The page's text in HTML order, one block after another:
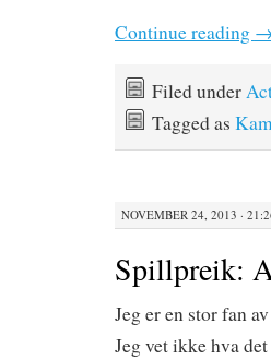
Continue reading
Filed under
Tagged as
NOVEMBER 24, 2013 ·
Spillpreik:
Jeg er en stor fan
Jeg vet ikke hva